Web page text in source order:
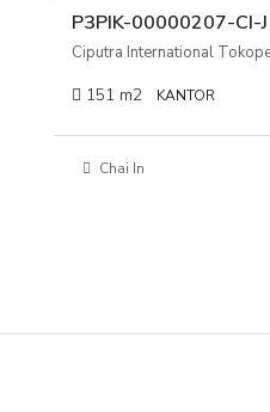
151 m2 KANTOR
Chai In